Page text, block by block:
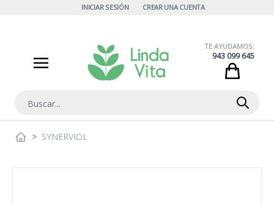
INICIAR SESIÓN CREAR UNA CUENTA
Buscar
TE AYUDAMOS:
943 099 645
> SYNERVIOL